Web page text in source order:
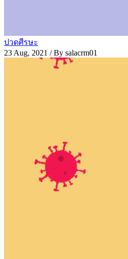
ปวดศีรษะ
23 Aug, 2021 / By salacrm01